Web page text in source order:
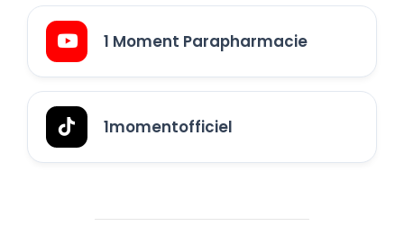
1 Moment Parapharmacie
1momentofficiel